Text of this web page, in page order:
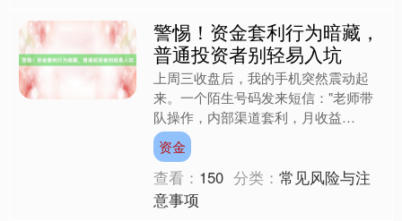
警惕！资金套利行为暗藏，
普通投资者别轻易入坑
上周三收盘后，我的手机突然震动起
来。一个陌生号码发来短信："老师带
队操作，内部渠道套利，月收益
30%+，名额有限速联！"看着这条消
息，我盯着屏幕发了会儿呆——这....
资金
查看： 150 分类：常见风险与注
意事项